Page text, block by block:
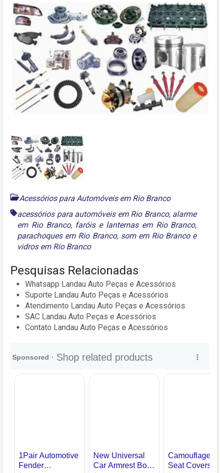
Acessórios para Automóveis em Rio Branco
acessórios para automóveis em Rio Branco, alarme
em Rio Branco, faróis e lanternas em Rio Branco,
parachoques em Rio Branco, som em Rio Brancoe
vidros em Rio Branco
Pesquisas Relacionadas
Whatsapp Landau Auto Peças e Acessórios
Suporte Landau Auto Peças e Acessórios
Atendimento Landau Auto Peças e Acessórios
SAC Landau Auto Peças e Acessórios
Contato Landau Auto Peças e Acessórios